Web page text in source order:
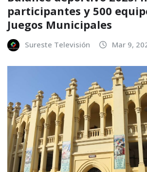
participantes y 500
Juegos Municipales
Sureste Televisión Mar 9,